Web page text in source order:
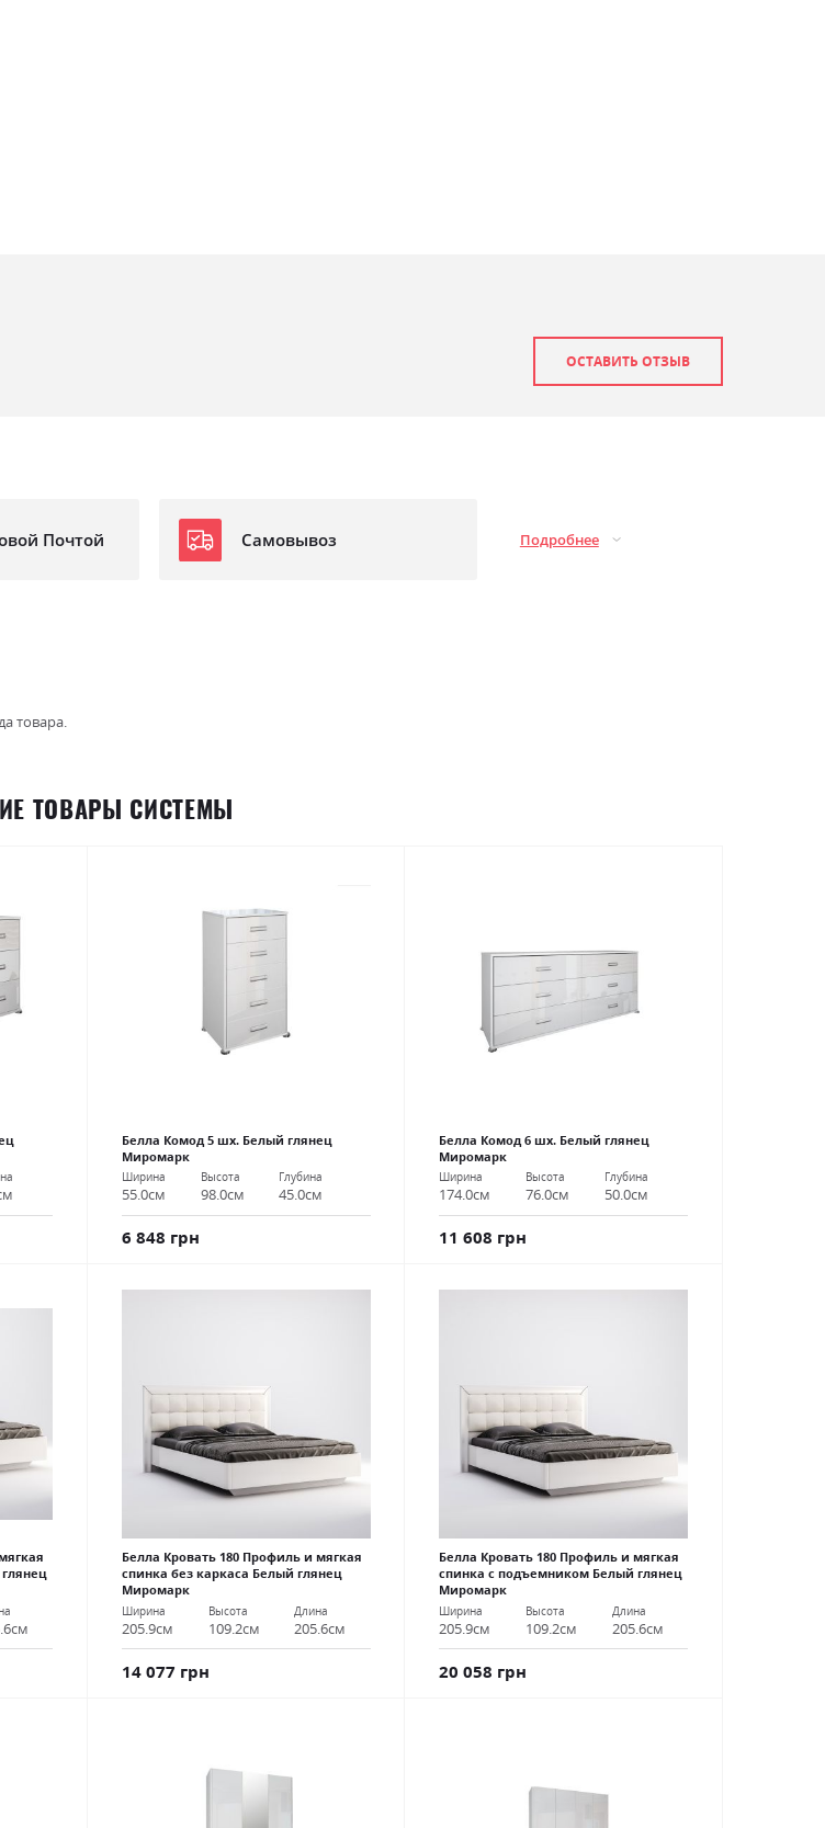
ОСТАВИТЬ ОТЗЫВ
Почтой Самовывоз Подробнее
товара.
ТОВАРЫ СИСТЕМЫ
Белла Комод 5 шх. Белый глянец
Миромарк
Ширина
55.0см
Высота
98.0см
Глубина
45.0см
6 848 грн
Белла Комод 6 шх. Белый глянец
Миромарк
Ширина
174.0см
Высота
76.0см
Глубина
50.0см
11 608 грн
Белла Кровать 180 Профиль и мягкая
спинка без каркаса Белый глянец
Миромарк
Ширина
205.9см
Высота
109.2см
Длина
205.6см
14 077 грн
Белла Кровать 180 Профиль и мягкая
спинка с подъемником Белый глянец
Миромарк
Ширина
205.9см
Высота
109.2см
Длина
205.6см
20 058 грн